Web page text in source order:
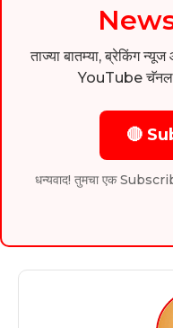
ताज्या बातम्या, ब्रेकिंग
YouTube
🔴
धन्यवाद! तुमचा एक